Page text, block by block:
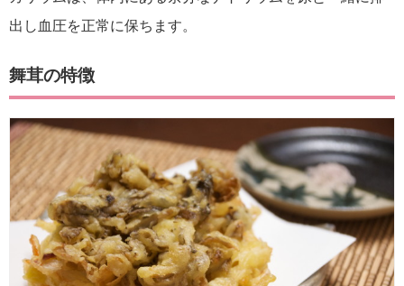
出し血圧を正常に保ちます。
舞茸の特徴